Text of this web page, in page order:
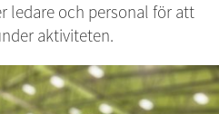
ledare och personal för att
aktiviteten.